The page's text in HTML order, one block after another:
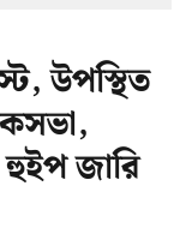
উপস্থিত
জারি